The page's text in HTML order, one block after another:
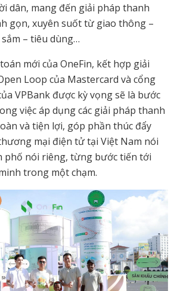
dân, mang đến giải pháp thanh
gọn, xuyên suốt từ giao thông –
– tiêu dùng…
mới của OneFin, kết hợp giải
Loop của Mastercard và cổng
VPBank được kỳ vọng sẽ là bước
việc áp dụng các giải pháp thanh
và tiện lợi, góp phần thúc đẩy
mại điện tử tại Việt Nam nói
phố nói riêng, từng bước tiến tới
trong một chạm.